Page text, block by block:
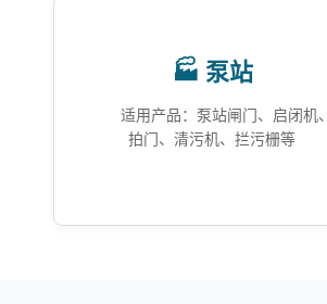
🏭 泵站
适用产品：泵站闸门、启闭机、
拍门、清污机、拦污栅等